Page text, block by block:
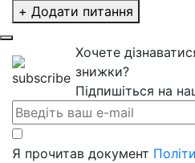
+ Додати питання
Хочете
знижки?
Підпишіться на
Я прочитав документ